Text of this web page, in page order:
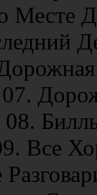
Месте
07.
08.
Все